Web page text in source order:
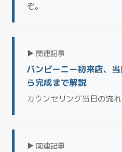
ぞ。
▶ 関連記事
バンビーニー初来店、
ら完成まで解説
カウンセリング当日の流
▶ 関連記事